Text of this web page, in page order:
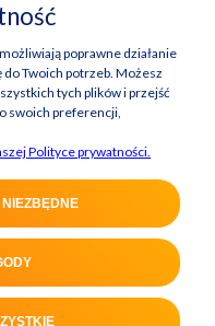
STRONY
poprawne działanie
Twoich potrzeb. Możesz
tych plików i przejść
swoich preferencji,
Polityce prywatności.